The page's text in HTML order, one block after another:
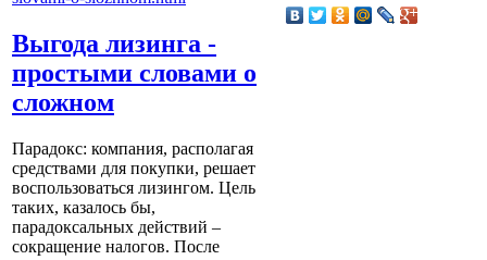
Выгода лизинга -
простыми словами о
сложном
Парадокс: компания, располагая
средствами для покупки, решает
воспользоваться лизингом. Цель
таких, казалось бы,
парадоксальных действий –
сокращение налогов. После